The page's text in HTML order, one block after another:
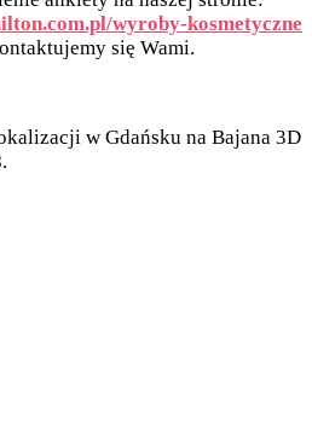
wyroby-kosmetyczne
się Wami.
w Gdańsku na Bajana 3D